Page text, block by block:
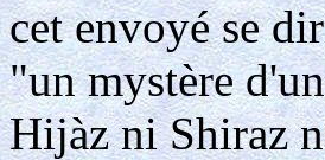
cet envoyé se
"un mystère
Hijàz ni Shiraz